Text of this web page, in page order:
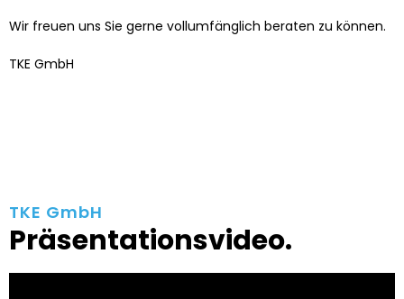
Wir freuen uns Sie gerne vollumfänglich beraten zu können.
TKE GmbH
TKE GmbH
Präsentationsvideo.